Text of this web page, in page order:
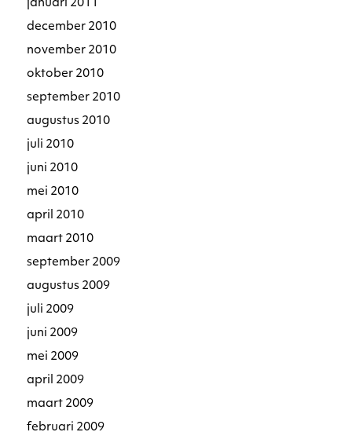
januari 2011
december 2010
november 2010
oktober 2010
september 2010
augustus 2010
juli 2010
juni 2010
mei 2010
april 2010
maart 2010
september 2009
augustus 2009
juli 2009
juni 2009
mei 2009
april 2009
maart 2009
februari 2009